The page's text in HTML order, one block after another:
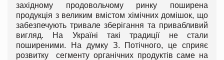
західному продовольчому ринку поширена
продукція з великим вмістом хімічних домішок, що
забезпечують тривале зберігання та привабливий
вигляд. На Україні такі традиції не стали
поширеними. На думку З. Потічного, це сприяє
розвитку сегменту органічних продуктів саме на